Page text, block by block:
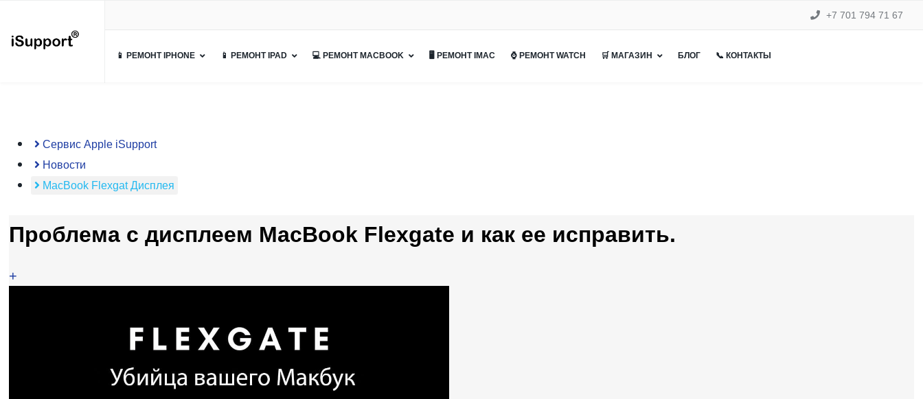
+7 701 794 71 67
📱 РЕМОНТ IPHONE 📱 РЕМОНТ IPAD 💻 РЕМОНТ MACBOOK 🖥 РЕМОНТ IMAC ⌚ РЕМОНТ WATCH 🛒 МАГАЗИН БЛОГ 📞 КОНТАКТЫ
Сервис Apple iSupport
Новости
MacBook Flexgat Дисплея
Проблема с дисплеем MacBook Flexgate и как ее исправить.
+